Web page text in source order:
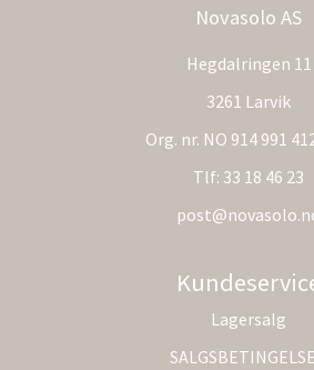
Novasolo AS
Hegdalringen 11
3261 Larvik
Org. nr. NO 914 991
Tlf: 33 18 46 23
Lagersalg